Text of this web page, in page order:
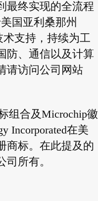
最终实现的全流程
国亚利桑那州
术支持，持续为工
防、通信以及计算
请访问公司网站
组合及Microchip徽
Incorporated在美
商标。在此提及的
司所有。